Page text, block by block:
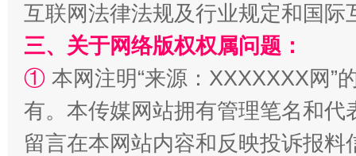
招工难、用工荒背后
互联网法律法规及行业规定和国
三、关于网络版权权属问题：
① 本网注明“来源：XXXXXXX网”
有。本传媒网站拥有管理笔名和
留言在本网站内容和反映投诉报